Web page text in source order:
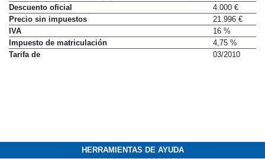
Descuento oficial
4.000 €
Precio sin impuestos
21.996 €
IVA
16 %
Impuesto de matriculación
4,75 %
Tarifa de
03/2010
HERRAMIENTAS DE AYUDA